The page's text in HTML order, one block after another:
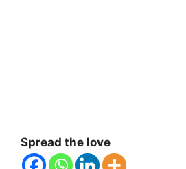
Spread the love